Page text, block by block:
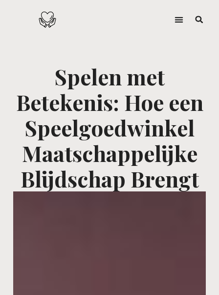
Spelen met
Betekenis: Hoe een
Speelgoedwinkel
Maatschappelijke
Blijdschap Brengt